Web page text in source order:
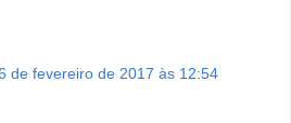
de fevereiro de 2017 às 12:54